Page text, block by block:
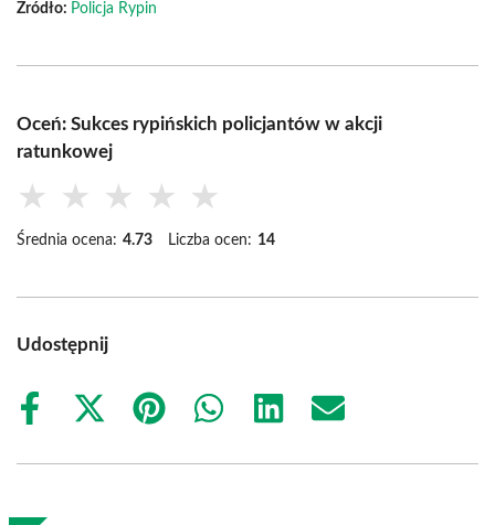
Źródło: Policja Rypin
Oceń: Sukces rypińskich policjantów w akcji
ratunkowej
★ ★ ★ ★ ★
Średnia ocena: 4.73 Liczba ocen: 14
Udostępnij
Share
Share
(Twitter)
Share
Share
Share
Share